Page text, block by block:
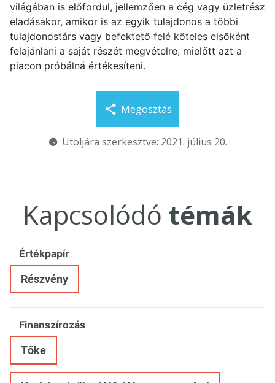
világában is előfordul, jellemzően a cég vagy üzletrész
eladásakor, amikor is az egyik tulajdonos a többi
tulajdonostárs vagy befektető felé köteles elsőként
felajánlani a saját részét megvételre, mielőtt azt a
piacon próbálná értékesíteni.
Megosztás
Utoljára szerkesztve: 2021. július 20.
Kapcsolódó témák
Értékpapír
Részvény
Finanszírozás
Tőke